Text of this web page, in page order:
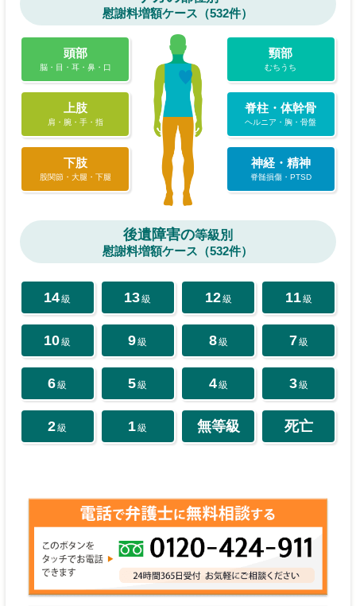
慰謝料増額ケース（532件）
頭部
脳・目・耳・鼻・口
頸部
むちうち
上肢
肩・腕・手・指
脊柱・体幹骨
ヘルニア・胸・骨盤
下肢
股関節・大腿・下腿
神経・精神
脊髄損傷・PTSD
後遺障害の等級別
慰謝料増額ケース（532件）
14級 13級 12級 11級
10級 9級 8級 7級
6級 5級 4級 3級
2級 1級 無等級 死亡